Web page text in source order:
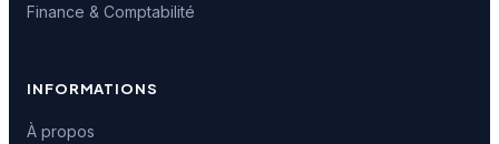
Finance & Comptabilité
INFORMATIONS
À propos